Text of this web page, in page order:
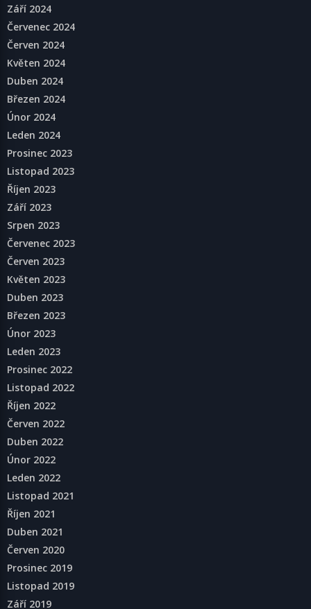
Září 2024
Červenec 2024
Červen 2024
Květen 2024
Duben 2024
Březen 2024
Únor 2024
Leden 2024
Prosinec 2023
Listopad 2023
Říjen 2023
Září 2023
Srpen 2023
Červenec 2023
Červen 2023
Květen 2023
Duben 2023
Březen 2023
Únor 2023
Leden 2023
Prosinec 2022
Listopad 2022
Říjen 2022
Červen 2022
Duben 2022
Únor 2022
Leden 2022
Listopad 2021
Říjen 2021
Duben 2021
Červen 2020
Prosinec 2019
Listopad 2019
Září 2019